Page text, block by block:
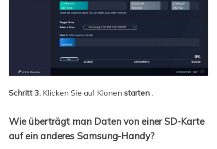
Schritt 3.Klicken Sie auf Klonen starten
Wie überträgt man Daten von einer SD-Karte
auf ein anderes Samsung-Handy?